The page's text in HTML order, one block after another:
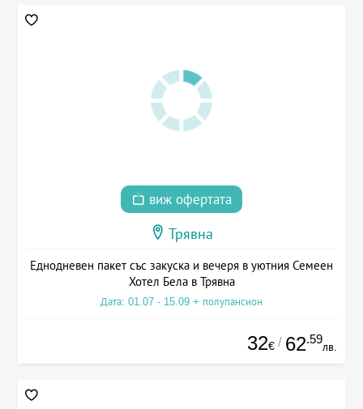
виж офертата
Трявна
Еднодневен пакет със закуска и вечеря в уютния Семеен
Хотел Бела в Трявна
Дата: 01.07 - 15.09 + полупансион
32€ / 62.59
лв.